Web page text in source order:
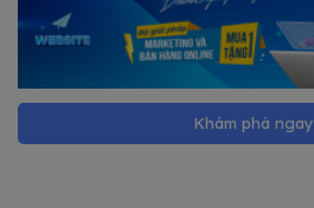
Khám phá ngay